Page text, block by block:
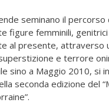
seminano il percorso
figure femminili,
al presente, attraverso
e terrore
sino a Maggio 2010, si
seconda edizione del